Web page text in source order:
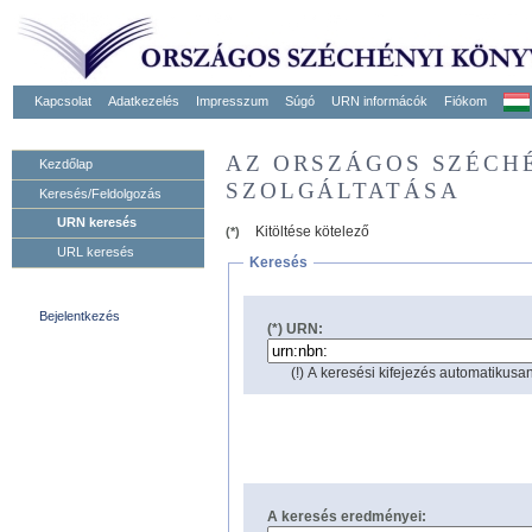
Kapcsolat Adatkezelés Impresszum Súgó URN informácók Fiókom
Kezdőlap
Keresés/Feldolgozás
URN keresés
URL keresés
Bejelentkezés
AZ ORSZÁGOS
SZOLGÁLTATÁSA
(*)
Kitöltése kötelező
Keresés
(*) URN:
(!) A keresési kifejezés
A keresés eredményei: